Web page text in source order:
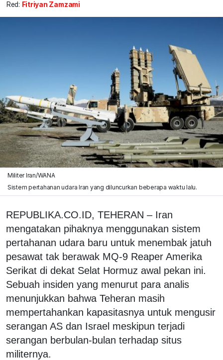
Red: Fitriyan Zamzami
Militer Iran/WANA
Sistem pertahanan udara Iran yang diluncurkan beberapa waktu lalu.
REPUBLIKA.CO.ID, TEHERAN – Iran
mengatakan pihaknya menggunakan sistem
pertahanan udara baru untuk menembak jatuh
pesawat tak berawak MQ-9 Reaper Amerika
Serikat di dekat Selat Hormuz awal pekan ini.
Sebuah insiden yang menurut para analis
menunjukkan bahwa Teheran masih
mempertahankan kapasitasnya untuk mengusir
serangan AS dan Israel meskipun terjadi
serangan berbulan-bulan terhadap situs
militernya.